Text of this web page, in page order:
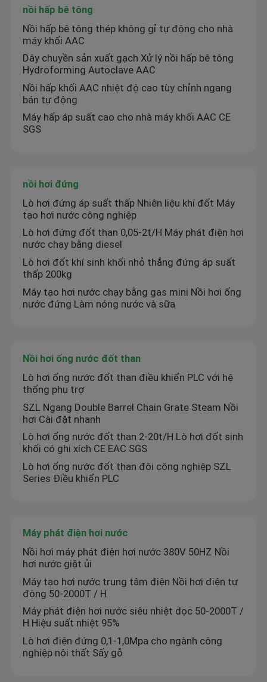
Trang chủ
Các sản phẩm
Về chúng tôi
Tham quan nhà máy
Kiểm soát chất lượng
Liên hệ chúng tôi
Yêu cầu báo giá
Nồi hơi dầu khí
Nồi hơi nước nóng công nghiệp
Lò dầu tải nhiệt
Lò hơi sinh khối ghi xích
nồi hơi điện
nồi hấp bê tông
nồi hấp bê tông
Nồi hấp bê tông thép không gỉ tự động cho nhà
máy khối AAC
Dây chuyền sản xuất gạch Xử lý nồi hấp bê tông
Hydroforming Autoclave AAC
Nồi hấp khối AAC nhiệt độ cao tùy chỉnh ngang
bán tự động
Máy hấp áp suất cao cho nhà máy khối AAC CE
SGS
nồi hơi đứng
Lò hơi đứng áp suất thấp Nhiên liệu khí đốt Máy
tạo hơi nước công nghiệp
Lò hơi đứng đốt than 0,05-2t/H Máy phát điện hơi
nước chạy bằng diesel
Lò hơi đốt khí sinh khối nhỏ thẳng đứng áp suất
thấp 200kg
Máy tạo hơi nước chạy bằng gas mini Nồi hơi ống
nước đứng Làm nóng nước và sữa
Nồi hơi ống nước đốt than
Lò hơi ống nước đốt than điều khiển PLC với hệ
thống phụ trợ
SZL Ngang Double Barrel Chain Grate Steam Nồi
hơi Cài đặt nhanh
Lò hơi ống nước đốt than 2-20t/H Lò hơi đốt sinh
khối có ghi xích CE EAC SGS
Lò hơi ống nước đốt than đôi công nghiệp SZL
Series Điều khiển PLC
Máy phát điện hơi nước
Nồi hơi máy phát điện hơi nước 380V 50HZ Nồi
hơi nước giặt ủi
Máy tạo hơi nước trung tâm điện Nồi hơi điện tự
động 50-2000T / H
Máy phát điện hơi nước siêu nhiệt dọc 50-2000T /
H Hiệu suất nhiệt 95%
Lò hơi điện đứng 0,1-1,0Mpa cho ngành công
nghiệp nội thất Sấy gỗ